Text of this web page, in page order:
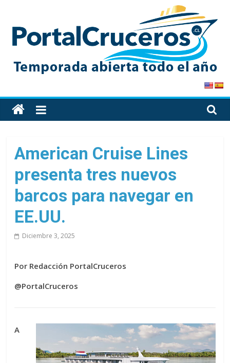
content
PortalCruceros
Toda
la
cruceros
en
un
solo
sitio
American Cruise Lines
presenta tres nuevos
barcos para navegar en
EE.UU.
Diciembre 3, 2025
Por Redacción PortalCruceros
@PortalCruceros
A